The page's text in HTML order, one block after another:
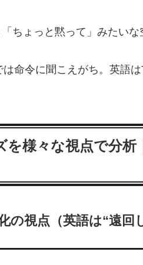
ちょっと黙って」みたいな
命令に聞こえがち。英語
様々な視点で分析
の視点（英語は“遠回